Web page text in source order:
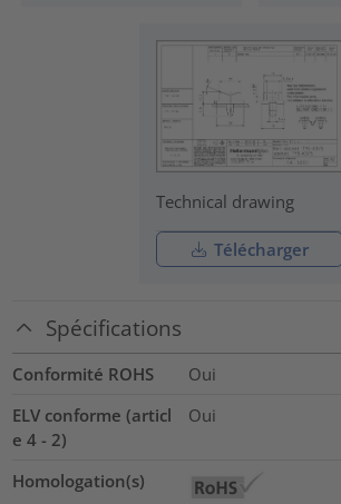
Technical drawing
Télécharger
Spécifications
Conformité ROHS
Oui
ELV conforme (articl
e 4 - 2)
Oui
Homologation(s)